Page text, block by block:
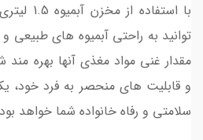
توانید به راحتی آبمیوه های طبیعی
مقدار غنی مواد مغذی آنها بهره
و قابلیت های منحصر به فرد خود،
سلامتی و رفاه خانواده شما خواهد